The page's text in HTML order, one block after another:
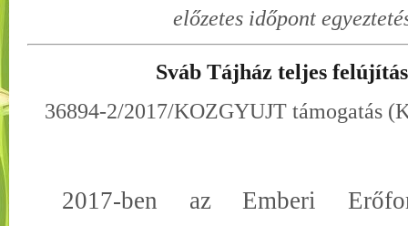
előzetes időpont
Sváb Tájház teljes
36894-2/2017/KOZGYUJT támogatás
2017-ben az Emberi